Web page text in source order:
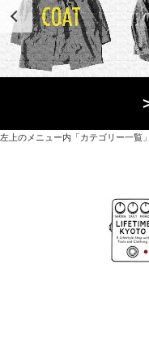
左上のメニュー内「カテゴリー一覧
オリジナルを含むファッシ
京都・紫野にあるライフ
京都府京都市北区紫野上
定休日 / 水